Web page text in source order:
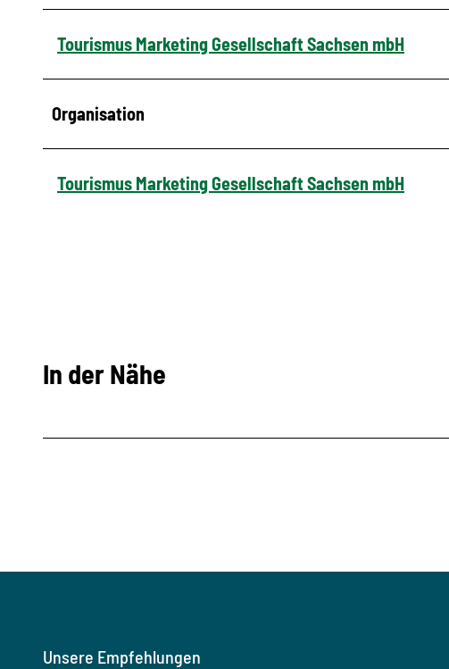
Tourismus Marketing Gesellschaft Sachsen mbH
Organisation
Tourismus Marketing Gesellschaft Sachsen mbH
In der Nähe
Unsere Empfehlungen